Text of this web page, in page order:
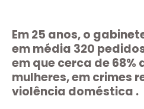
Em 25 anos, o
em média 320
em que cerca de
mulheres, em crimes
violência doméstica .